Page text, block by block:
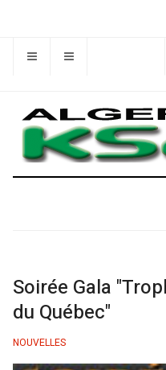
Soirée Gala
du Québec"
NOUVELLES